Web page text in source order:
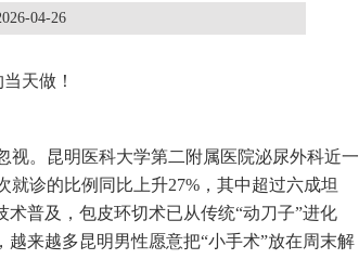
04-26
天做！
视。昆明医科大学第二附属医院泌尿外科近一
诊的比例同比上升27%，其中超过六成坦
普及，包皮环切术已从传统“动刀子”进化
来越多昆明男性愿意把“小手术”放在周末解